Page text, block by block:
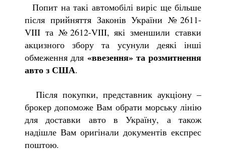
Попит на такі автомобілі виріс ще більше
після прийняття Законів України №2611-
VIII та №2612-VIII, які зменшили ставки
акцизного збору та усунули деякі інші
обмеження для «ввезення» та розмитнення
авто з США.
Після покупки, представник аукціону –
брокер допоможе Вам обрати морську лінію
для доставки авто в Україну, а також
надішле Вам оригінали документів експрес
поштою.